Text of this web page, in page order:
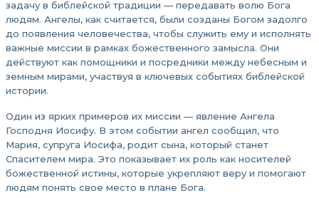
задачу в библейской традиции — передавать волю Бога
людям. Ангелы, как считается, были созданы Богом задолго
до появления человечества, чтобы служить ему и исполнять
важные миссии в рамках божественного замысла. Они
действуют как помощники и посредники между небесным и
земным мирами, участвуя в ключевых событиях библейской
истории.
Один из ярких примеров их миссии — явление Ангела
Господня Иосифу. В этом событии ангел сообщил, что
Мария, супруга Иосифа, родит сына, который станет
Спасителем мира. Это показывает их роль как носителей
божественной истины, которые укрепляют веру и помогают
людям понять свое место в плане Бога.